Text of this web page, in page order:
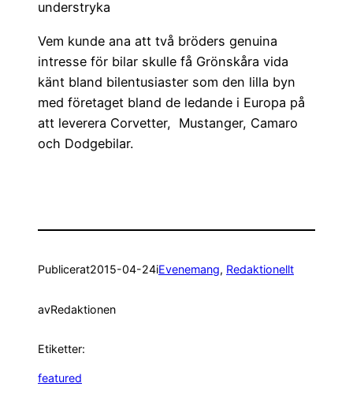
understryka
Vem kunde ana att två bröders genuina
intresse för bilar skulle få Grönskåra vida
känt bland bilentusiaster som den lilla byn
med företaget bland de ledande i Europa på
att leverera Corvetter, Mustanger, Camaro
och Dodgebilar.
Publicerat2015-04-24iEvenemang, Redaktionellt
avRedaktionen
Etiketter:
featured